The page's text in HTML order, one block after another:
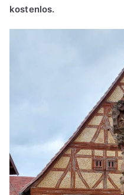
kostenlos.